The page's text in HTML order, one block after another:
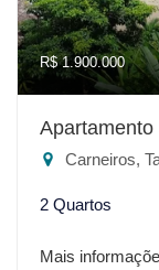
R$ 1.900.000
Apartamento
Carneiros,
2 Quartos
Mais